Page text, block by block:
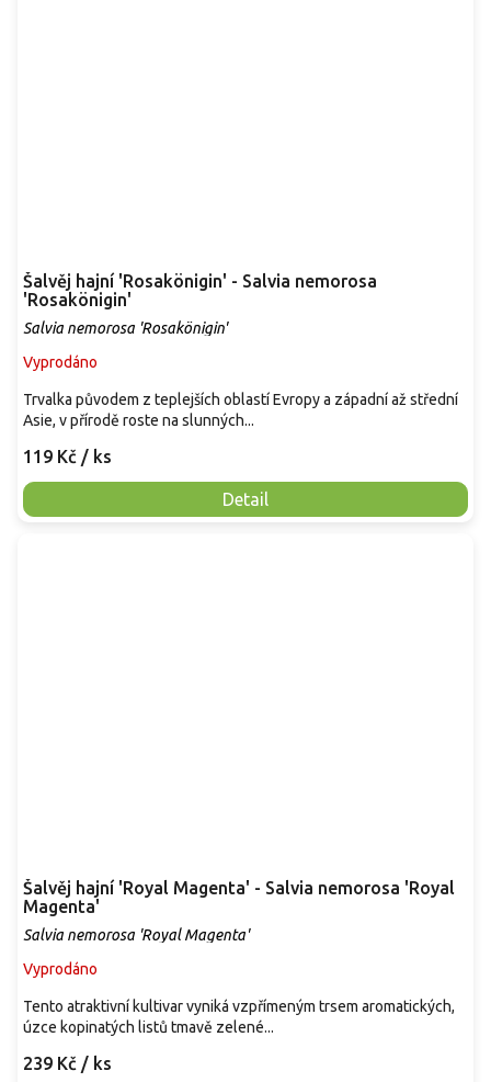
Šalvěj hajní 'Rosakönigin' - Salvia nemorosa
'Rosakönigin'
Salvia nemorosa 'Rosakönigin'
Vyprodáno
119 Kč / ks
Detail
Trvalka původem z teplejších oblastí Evropy a západní až střední
Asie, v přírodě roste na slunných...
Šalvěj hajní 'Royal Magenta' - Salvia nemorosa 'Royal
Magenta'
Salvia nemorosa 'Royal Magenta'
Vyprodáno
239 Kč / ks
Tento atraktivní kultivar vyniká vzpřímeným trsem aromatických,
úzce kopinatých listů tmavě zelené...